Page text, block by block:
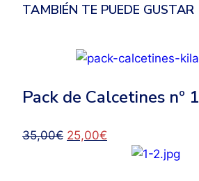
TAMBIÉN TE PUEDE GUSTAR
Pack de Calcetines nº 1
35,00€ El
25,00€
precio